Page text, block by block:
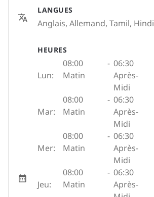
LANGUES
Anglais, Allemand, Tamil, Hindi
HEURES
Lun:
08:00
Matin
- 06:30
Après-
Midi
Mar:
08:00
Matin
- 06:30
Après-
Midi
Mer:
08:00
Matin
- 06:30
Après-
Midi
Jeu:
08:00
Matin
- 06:30
Après-